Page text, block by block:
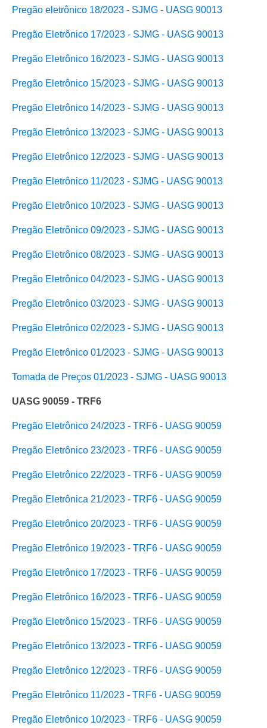
Pregão eletrônico 18/2023 - SJMG - UASG 90013
Pregão Eletrônico 17/2023 - SJMG - UASG 90013
Pregão Eletrônico 16/2023 - SJMG - UASG 90013
Pregão Eletrônico 15/2023 - SJMG - UASG 90013
Pregão Eletrônico 14/2023 - SJMG - UASG 90013
Pregão Eletrônico 13/2023 - SJMG - UASG 90013
Pregão Eletrônico 12/2023 - SJMG - UASG 90013
Pregão Eletrônico 11/2023 - SJMG - UASG 90013
Pregão Eletrônico 10/2023 - SJMG - UASG 90013
Pregão Eletrônico 09/2023 - SJMG - UASG 90013
Pregão Eletrônico 08/2023 - SJMG - UASG 90013
Pregão Eletrônico 04/2023 - SJMG - UASG 90013
Pregão Eletrônico 03/2023 - SJMG - UASG 90013
Pregão Eletrônico 02/2023 - SJMG - UASG 90013
Pregão Eletrônico 01/2023 - SJMG - UASG 90013
Tomada de Preços 01/2023 - SJMG - UASG 90013
UASG 90059 - TRF6
Pregão Eletrônico 24/2023 - TRF6 - UASG 90059
Pregão Eletrônico 23/2023 - TRF6 - UASG 90059
Pregão Eletrônico 22/2023 - TRF6 - UASG 90059
Pregão Eletrônica 21/2023 - TRF6 - UASG 90059
Pregão Eletrônico 20/2023 - TRF6 - UASG 90059
Pregão Eletrônico 19/2023 - TRF6 - UASG 90059
Pregão Eletrônico 17/2023 - TRF6 - UASG 90059
Pregão Eletrônico 16/2023 - TRF6 - UASG 90059
Pregão El etrônico 15/2023 - TRF6 - UASG 90059
Pregão Eletrônico 13/2023 - TRF6 - UASG 90059
Pregão Eletrônico 12/2023 - TRF6 - UASG 90059
Pregão Eletrônico 11/2023 - TRF6 - UASG 90059
Pregão Eletrônico 10/2023 - TRF6 - UASG 90059